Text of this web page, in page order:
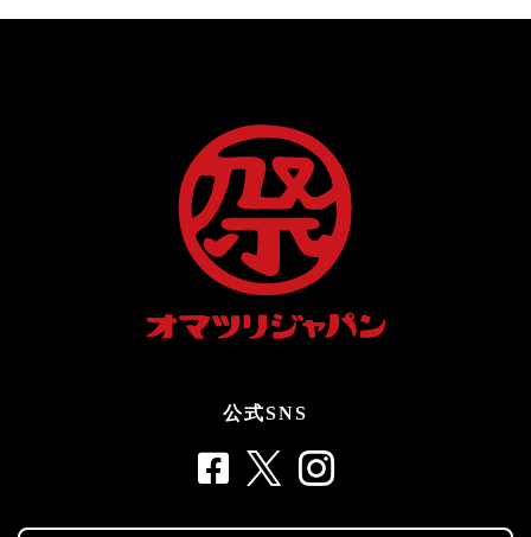
公式SNS